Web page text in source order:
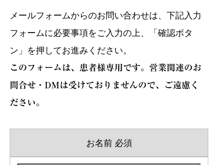
メールフォームからのお問い合わせは、下記入力
フォームに必要事項をご入力の上、「確認ボタ
ン」を押してお進みください。
このフォームは、患者様専用です。営業関連のお
問合せ・DMは受けておりませんので、ご遠慮く
ださい。
お名前 必須
オーラルフレイル
採用